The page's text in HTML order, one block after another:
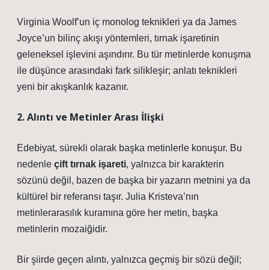
Virginia Woolf’un iç monolog teknikleri ya da James
Joyce’un bilinç akışı yöntemleri, tırnak işaretinin
geleneksel işlevini aşındırır. Bu tür metinlerde konuşma
ile düşünce arasındaki fark silikleşir; anlatı teknikleri
yeni bir akışkanlık kazanır.
2. Alıntı ve Metinler Arası İlişki
Edebiyat, sürekli olarak başka metinlerle konuşur. Bu
nedenle çift tırnak işareti, yalnızca bir karakterin
sözünü değil, bazen de başka bir yazarın metnini ya da
kültürel bir referansı taşır. Julia Kristeva’nın
metinlerarasılık kuramına göre her metin, başka
metinlerin mozaiğidir.
Bir şiirde geçen alıntı, yalnızca geçmiş bir sözü değil;